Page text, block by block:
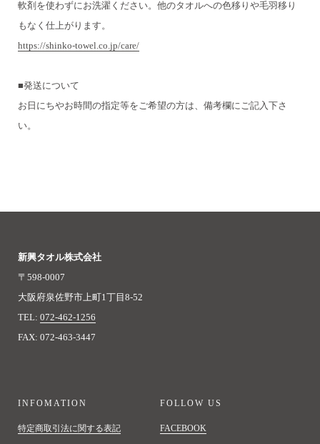
軟剤を使わずにお洗濯ください。 他のタオルへの色移りや毛羽移り
もなく仕上がります。
https://shinko-towel.co.jp/care/
■発送について
お日にちやお時間の指定等をご希望の方は、備考欄にご記入下さ
い。
新興タオル株式会社
〒598-0007
大阪府泉佐野市上町1丁目8-52
TEL: 072-462-1256
FAX: 072-463-3447
INFOMATION
特定商取引法に関する表記
FOLLOW US
FACEBOOK